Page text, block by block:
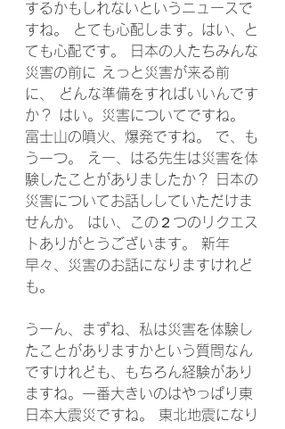
するかもしれないというニュースで
すね。 とても心配します。はい、と
ても心配です。 日本の人たちみんな
災害の前に えっと災害が来る前
に、 どんな準備をすればいいんです
か？ はい。災害についてですね。
富士山の噴火、爆発ですね。 で、も
う一つ。 えー、はる先生は災害を体
験したことがありましたか？ 日本の
災害についてお話ししていただけま
せんか。 はい、この２つのリクエス
トありがとうございます。 新年
早々、災害のお話になりますけれど
も。
うーん、まずね、私は災害を体験し
たことがありますかという質問なん
ですけれども、もちろん経験があり
ますね。一番大きいのはやっぱり東
日本大震災ですね。 東北地震になり